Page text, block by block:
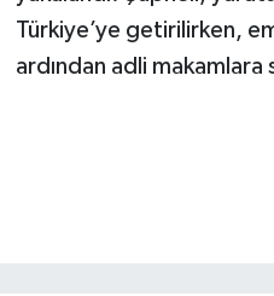
Türkiye’ye getirilirken,
ardından adli